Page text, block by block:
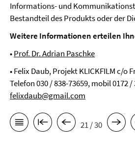
Informations- und
Bestandteil des Produkts oder der
Weitere Informationen erteilen
•Prof. Dr. Adrian Paschke
• Felix Daub, Projekt KLICKFILM c/o
Telefon 030 / 838-73659, mobil 0172 /
felixdaub@gmail.com
21 / 30